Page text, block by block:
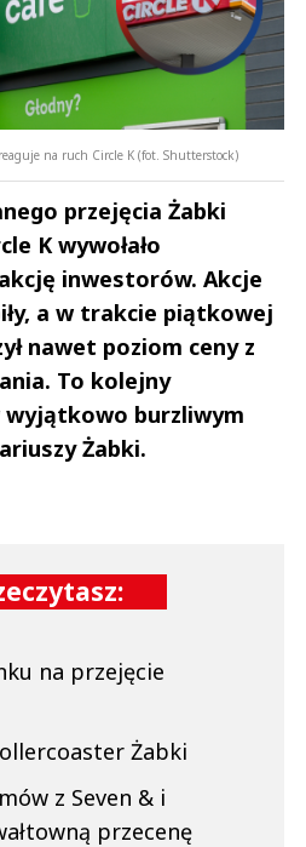
na ruch Circle K (fot. Shutterstock)
przejęcia Żabki
K wywołało
inwestorów. Akcje
a w trakcie piątkowej
nawet poziom ceny z
To kolejny
wyjątkowo burzliwym
Żabki.
na przejęcie
Żabki
z Seven & i
przecenę